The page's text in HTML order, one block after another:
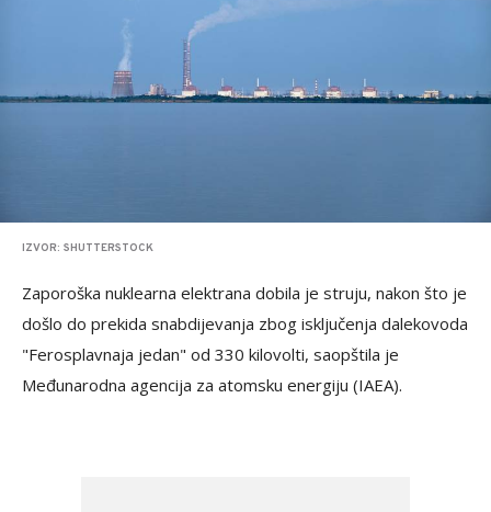
IZVOR: SHUTTERSTOCK
Zaporoška nuklearna elektrana dobila je struju, nakon što je
došlo do prekida snabdijevanja zbog isključenja dalekovoda
"Ferosplavnaja jedan" od 330 kilovolti, saopštila je
Međunarodna agencija za atomsku energiju (IAEA).